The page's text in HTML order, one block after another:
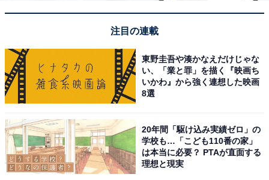
注目の連載
東野圭吾や湊かなえだけじゃな
い、「業と罪」を描く『映画ち
いかわ』から強く連想した映画
8選
20年間「駆け込み実績ゼロ」の
学校も…「こども110番の家」
は本当に必要？ PTAが直面する
理想と現実